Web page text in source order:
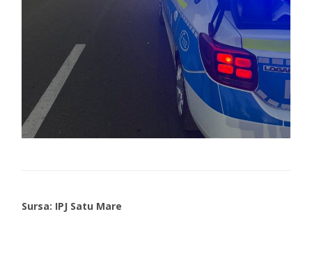
Sursa: IPJ Satu Mare